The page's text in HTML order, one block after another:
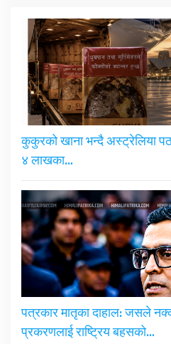
कुकुरको खाना भन्दै अस्ट्रेलिया
४ लाखका…
पत्रकार मातृका दाहाल: जसले
प्रकरणलाई राष्ट्रिय बहसको…